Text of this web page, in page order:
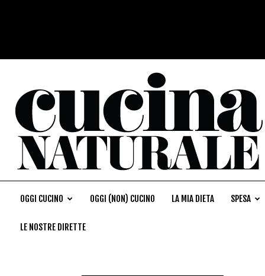
OGGI CUCINO OGGI (NON) CUCINO LA MIA DIETA SPESA
LE NOSTRE DIRETTE